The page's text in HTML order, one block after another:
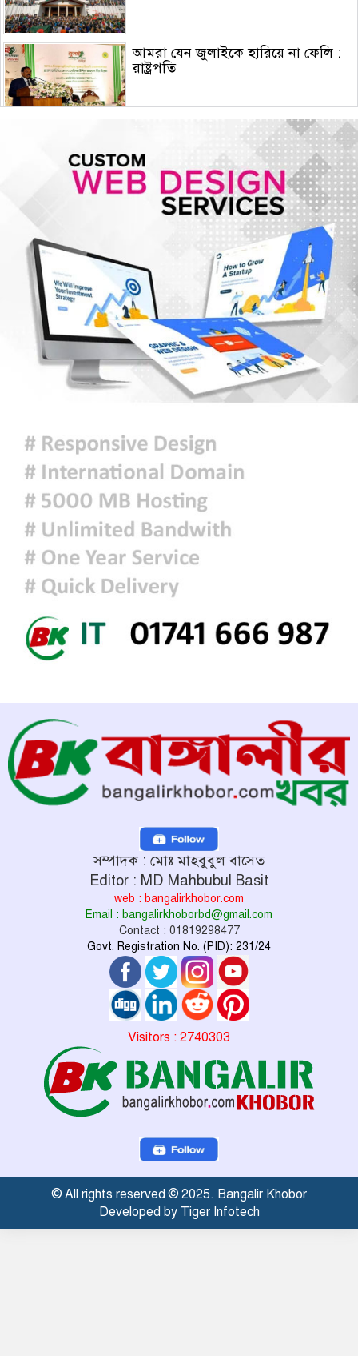
আমরা যেন জুলাইকে হারিয়ে না ফেলি :
রাষ্ট্রপতি
ইরান যুদ্ধে মার্কিন ক্ষেপণাস্ত্র প্রতিরোধী
ব্যবস্থার মজুদ বিপজ্জনক মাত্রায় কমেছে
জুলাই শেষে শেয়ারবাজারে বিও হিসাব
কমেছে প্রায় ২৩ হাজার
৫ আগস্টের গণঅভ্যুত্থান ছিল এদেশের
জনগণের ঐক্যবদ্ধ প্রচেষ্টার ফসল: চিফ
হুইপ
দিল্লিতে গণমাধ্যমের সঙ্গে ক্ষমতাচ্যুত শেখ
হাসিনার আলাপচারিতা নিয়ে ঢাকার ক্ষুব্ধ
প্রতিক্রিয়া
আজকের রাশিফল
ফ্যাসিবাদবিরোধী আন্দোলনে হত্যাকাণ্ডের
বিচার হবে স্বচ্ছ, নিরপেক্ষ ও বিশ্বাসযোগ্য
: প্রধানমন্ত্রী
সম্পাদক : মোঃ মাহবুবুল বাসেত
Editor : MD Mahbubul Basit
web : bangalirkhobor.com
Email : bangalirkhoborbd@gmail.com
Contact : 01819298477
Govt. Registration No. (PID): 231/24
Visitors : 2740303
© All rights reserved © 2025. Bangalir Khobor
Developed by Tiger Infotech